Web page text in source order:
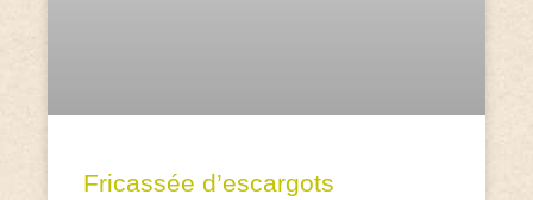
Fricassée d’escargots